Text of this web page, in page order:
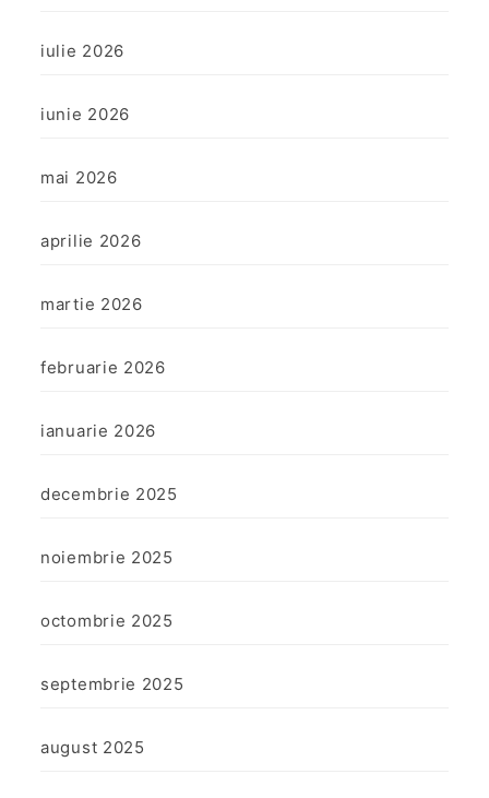
iulie 2026
iunie 2026
mai 2026
aprilie 2026
martie 2026
februarie 2026
ianuarie 2026
decembrie 2025
noiembrie 2025
octombrie 2025
septembrie 2025
august 2025